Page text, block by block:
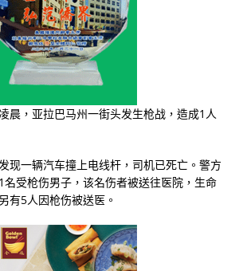
晨，亚拉巴马州一街头发生枪战，造成1人
现一辆汽车撞上电线杆，司机已死亡。警方
受枪伤男子，该名伤者被送往医院，生命
有5人因枪伤被送医。